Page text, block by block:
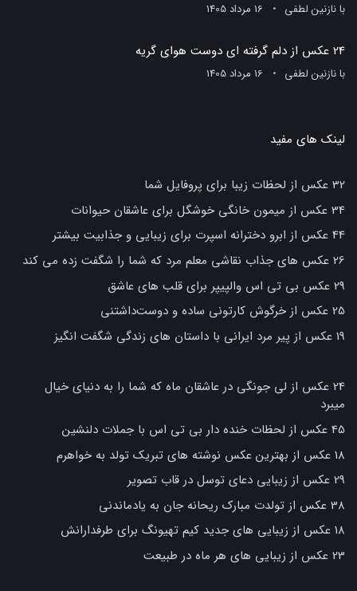
بانازنین لطفی 16 مرداد 1405
24 عکس از دلم گرفته ای دوست هوای گریه
بانازنین لطفی 16 مرداد 1405
لینک های مفید
32 عکس از لحظات زیبا برای پروفایل شما
34 عکس از میمون خانگی خوشگل برای عاشقان حیوانات
44 عکس از ابرو دخترانه اسپرت برای زیبایی و جذابیت بیشتر
26 عکس های جذاب نقاشی معلم مرد که شما را شگفت زده می کند
29 عکس بی تی اس والپیپر برای قلب های عاشق
25 عکس از خرگوش کارتونی ساده و دوست‌داشتنی
19 عکس از پیر مرد ایرانی با داستان های زندگی شگفت انگیز
24 عکس از لی جونگی در عاشقان ماه که شما را به دنیای خیال
میبرد
45 عکس از لحظات خنده دار بی تی اس با جملات دلنشین
18 عکس از بهترین عکس نوشته های تبریک تولد به خواهرم
29 عکس از زیبایی دعای توسل در قاب تصویر
38 عکس از تولدت مبارک ریحانه جان به یادماندنی
18 عکس از زیبایی های جدید کیم تهیونگ برای طرفدارانش
23 عکس از زیبایی های هر ماه در طبیعت